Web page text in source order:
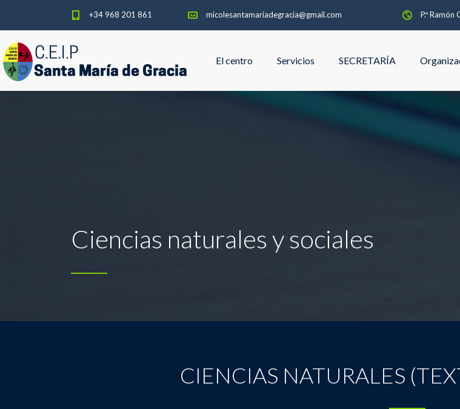
+34 968 201 861 micolesantamariadegracia@gmail.com P.º
El centro Servicios SECRETARÍA
Ciencias naturales y sociales
CIENCIAS NATURALES